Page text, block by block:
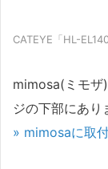
CATEYE「HL-
mimosa(ミモザ
ジの下部にあり
» mimosaに取